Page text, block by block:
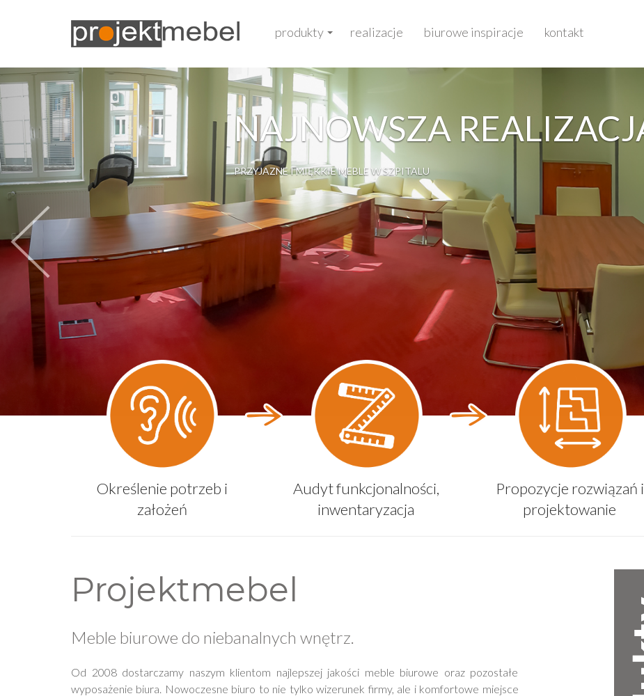
produkty realizacje biurowe inspiracje kontakt
Określenie potrzeb i
założeń
Audyt funkcjonalności,
inwentaryzacja
Propozycje rozwiązań i
projektowanie
Projektmebel
Meble biurowe do niebanalnych wnętrz.
Od 2008 dostarczamy naszym klientom najlepszej jakości meble biurowe oraz pozostałe
wyposażenie biura. Nowoczesne biuro to nie tylko wizerunek firmy, ale i komfortowe miejsce